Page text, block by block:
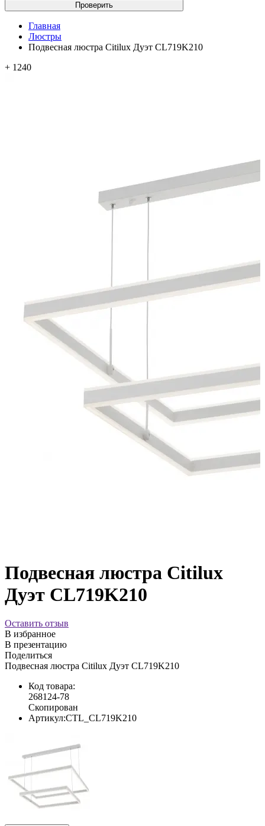
Проверить
Главная
Люстры
Подвесная люстра Citilux Дуэт CL719K210
+ 1240
Подвесная люстра Citilux
Дуэт CL719K210
Оставить отзыв
В избранное
В презентацию
Поделиться
Подвесная люстра Citilux Дуэт CL719K210
Код товара:
268124-78
Скопирован
Артикул:CTL_CL719K210